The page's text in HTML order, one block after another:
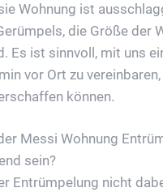
Wohnung ist
die Größe der
Es ist sinnvoll, mit uns
vor Ort zu
können.
Messi Wohnung
sein?
Entrümpelung nicht